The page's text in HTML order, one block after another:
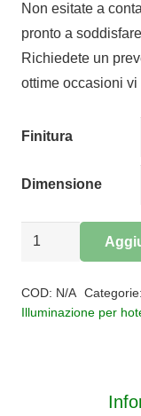
Non esitate a
pronto a
Richiedete un
ottime occasioni vi
Finitura
Dimensione
Sospensione
quantità
COD: N/A Categorie:
Illuminazione per